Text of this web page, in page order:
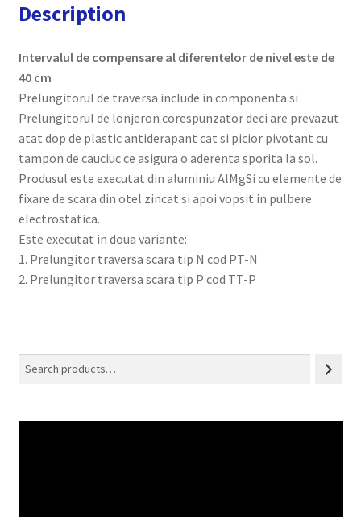
Description
Intervalul de compensare al diferentelor de nivel este de
40 cm
Prelungitorul de traversa include in componenta si
Prelungitorul de lonjeron corespunzator deci are prevazut
atat dop de plastic antiderapant cat si picior pivotant cu
tampon de cauciuc ce asigura o aderenta sporita la sol.
Produsul este executat din aluminiu AlMgSi cu elemente de
fixare de scara din otel zincat si apoi vopsit in pulbere
electrostatica.
Este executat in doua variante:
1. Prelungitor traversa scara tip N cod PT-N
2. Prelungitor traversa scara tip P cod TT-P
Search